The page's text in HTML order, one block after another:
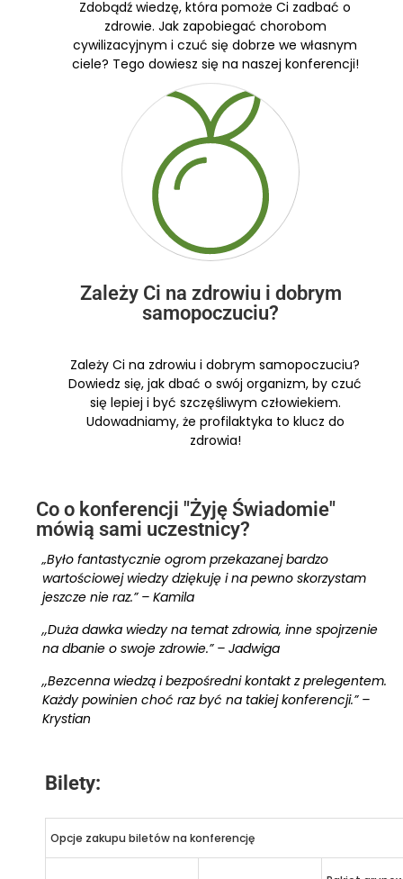
Zdobądź wiedzę, która pomoże Ci zadbać o
zdrowie. Jak zapobiegać chorobom
cywilizacyjnym i czuć się dobrze we własnym
ciele? Tego dowiesz się na naszej konferencji!
Zależy Ci na zdrowiu i dobrym
samopoczuciu?
Zależy Ci na zdrowiu i dobrym samopoczuciu?
Dowiedz się, jak dbać o swój organizm, by czuć
się lepiej i być szczęśliwym człowiekiem.
Udowadniamy, że profilaktyka to klucz do
zdrowia!
Co o konferencji "Żyję Świadomie"
mówią sami uczestnicy?
„Było fantastycznie ogrom przekazanej bardzo
wartościowej wiedzy dziękuję i na pewno skorzystam
jeszcze nie raz.” – Kamila
,,Duża dawka wiedzy na temat zdrowia, inne spojrzenie
na dbanie o swoje zdrowie.” – Jadwiga
,,Bezcenna wiedzą i bezpośredni kontakt z prelegentem.
Każdy powinien choć raz być na takiej konferencji.” –
Krystian
Bilety:
Opcje zakupu biletów na konferencję